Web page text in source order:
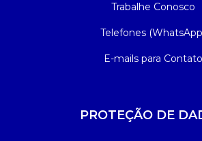
Trabalhe Conosco
Telefones
E-mails para Contato
PROTEÇÃO DE